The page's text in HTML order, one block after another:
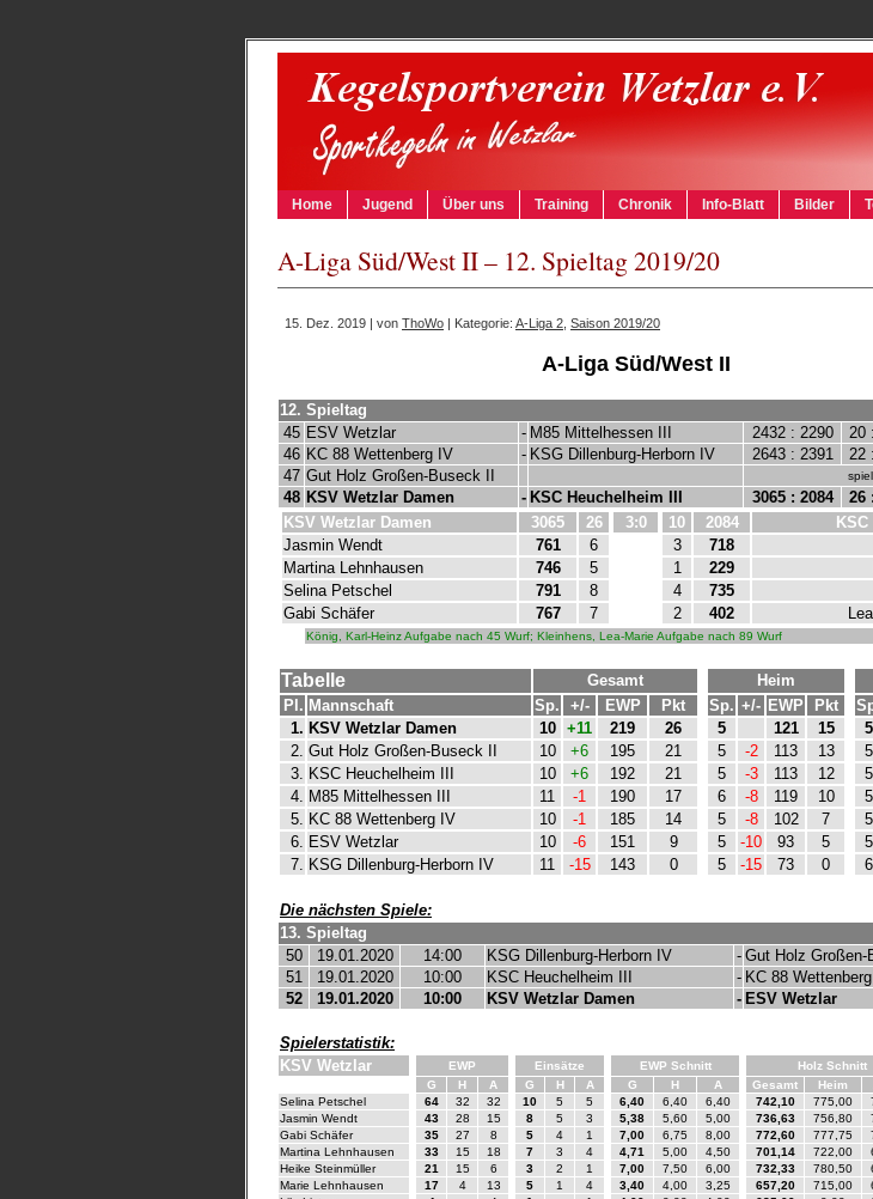
Home Jugend Über uns Training Chronik Info-Blatt Bilder
A-Liga Süd/West II – 12. Spieltag 2019/20
15. Dez. 2019 | von ThoWo | Kategorie: A-Liga 2 Saison 2019/20